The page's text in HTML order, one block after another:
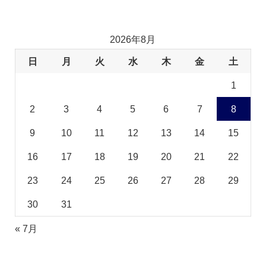
2026年8月
日 月 火 水 木 金 土
1
2 3 4 5 6 7 8
9 10 11 12 13 14 15
16 17 18 19 20 21 22
23 24 25 26 27 28 29
30 31
« 7月